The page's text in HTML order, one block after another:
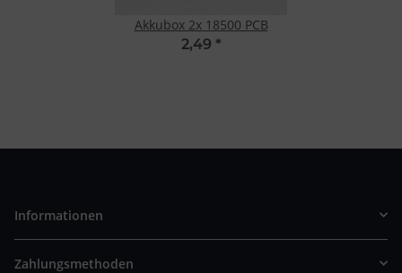
Akkubox 2x 18500 PCB
2,49 *
Informationen
Zahlungsmethoden